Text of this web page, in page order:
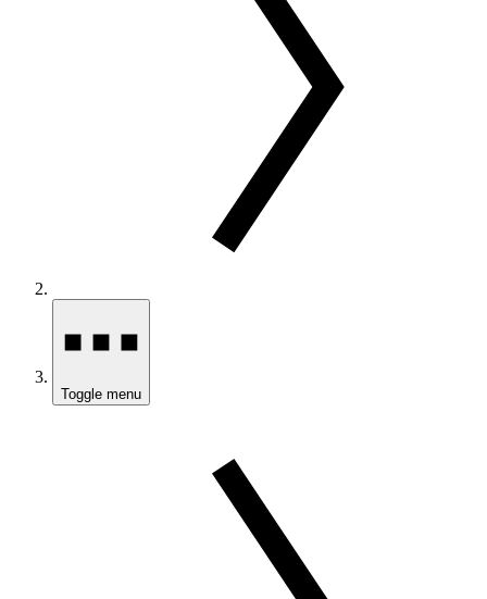
Toggle menu